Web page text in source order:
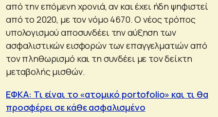
από την επόμενη χρονιά, αν και έχει ήδη ψηφιστεί
από το 2020, με τον νόμο 4670. Ο νέος τρόπος
υπολογισμού αποσυνδέει την αύξηση των
ασφαλιστικών εισφορών των επαγγελματιών από
τον πληθωρισμό και τη συνδέει με τον δείκτη
μεταβολής μισθών.
ΕΦΚΑ: Τι είναι το «ατομικό portofolio» και τι θα
προσφέρει σε κάθε ασφαλισμένο